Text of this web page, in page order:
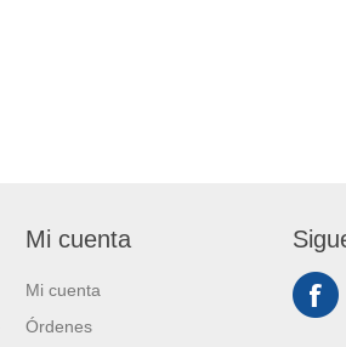
Mi cuenta
Mi cuenta
Órdenes